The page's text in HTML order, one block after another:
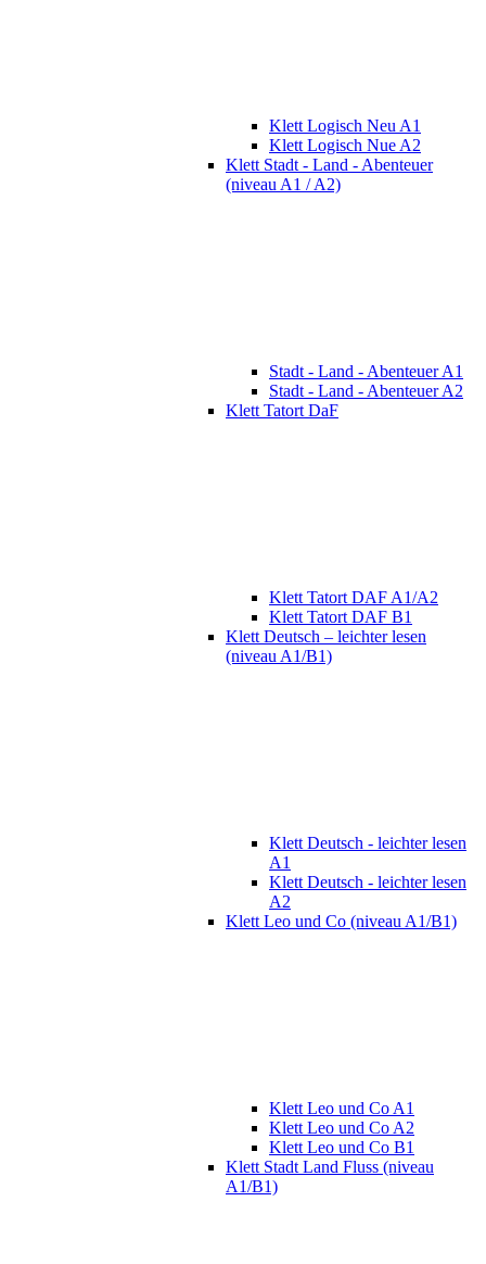
Klett Logisch Neu A1
Klett Logisch Nue A2
Klett Stadt - Land - Abenteuer
(niveau A1 / A2)
Stadt - Land - Abenteuer A1
Stadt - Land - Abenteuer A2
Klett Tatort DaF
Klett Tatort DAF A1/A2
Klett Tatort DAF B1
Klett Deutsch – leichter lesen
(niveau A1/B1)
Klett Deutsch - leichter lesen
A1
Klett Deutsch - leichter lesen
A2
Klett Leo und Co (niveau A1/B1)
Klett Leo und Co A1
Klett Leo und Co A2
Klett Leo und Co B1
Klett Stadt Land Fluss (niveau
A1/B1)